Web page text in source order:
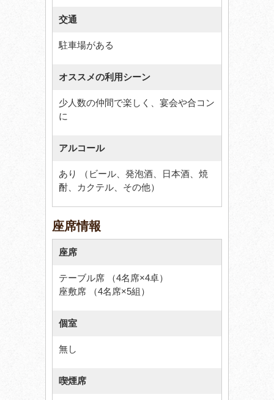
交通
駐車場がある
オススメの利用シーン
少人数の仲間で楽しく、宴会や合コン
に
アルコール
あり （ビール、発泡酒、日本酒、焼
酎、カクテル、その他）
座席情報
座席
テーブル席 （4名席×4卓）
座敷席 （4名席×5組）
個室
無し
喫煙席